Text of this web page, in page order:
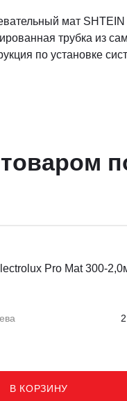
мат
трубка из
по установке
Pro Mat 300-
В КОРЗИНУ